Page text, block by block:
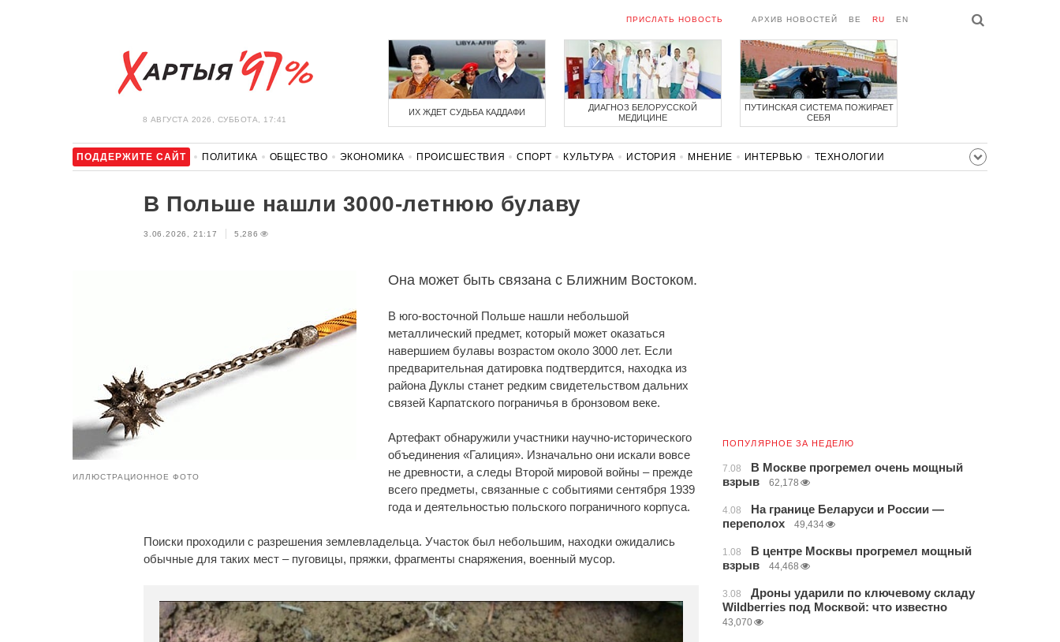
8 АВГУСТА 2026, СУББОТА, 17:41
ПРИСЛАТЬ НОВОСТЬ АРХИВ НОВОСТЕЙ BE RU EN
ИХ ЖДЕТ СУДЬБА КАДДАФИ
ДИАГНОЗ БЕЛОРУССКОЙ
МЕДИЦИНЕ
ПУТИНСКАЯ СИСТЕМА ПОЖИРАЕТ
СЕБЯ
ПОДДЕРЖИТЕ САЙТ ПОЛИТИКА ОБЩЕСТВО ЭКОНОМИКА ПРОИСШЕСТВИЯ СПОРТ КУЛЬТУРА ИСТОРИЯ МНЕНИЕ ИНТЕРВЬЮ
ТЕХНОЛОГИИ
В Польше нашли 3000-летнюю булаву
3.06.2026, 21:17 5,286
ИЛЛЮСТРАЦИОННОЕ ФОТО
Она может быть связана с Ближним Востоком.
В юго-восточной Польше нашли небольшой
металлический предмет, который может оказаться
навершием булавы возрастом около 3000 лет. Если
предварительная датировка подтвердится, находка из
района Дуклы станет редким свидетельством дальних
связей Карпатского пограничья в бронзовом веке.
Артефакт обнаружили участники научно-исторического
объединения «Галиция». Изначально они искали вовсе
не древности, а следы Второй мировой войны – прежде
всего предметы, связанные с событиями сентября 1939
года и деятельностью польского пограничного корпуса.
Поиски проходили с разрешения землевладельца. Участок был небольшим, находки ожидались
обычные для таких мест – пуговицы, пряжки, фрагменты снаряжения, военный мусор.
ПОПУЛЯРНОЕ ЗА НЕДЕЛЮ
7.08
В Москве прогремел очень мощный
взрыв
62,178
4.08
На границе Беларуси и России —
переполох
49,434
1.08
В центре Москвы прогремел мощный
взрыв
44,468
3.08
Дроны ударили по ключевому складу
Wildberries под Москвой: что известно
43,070